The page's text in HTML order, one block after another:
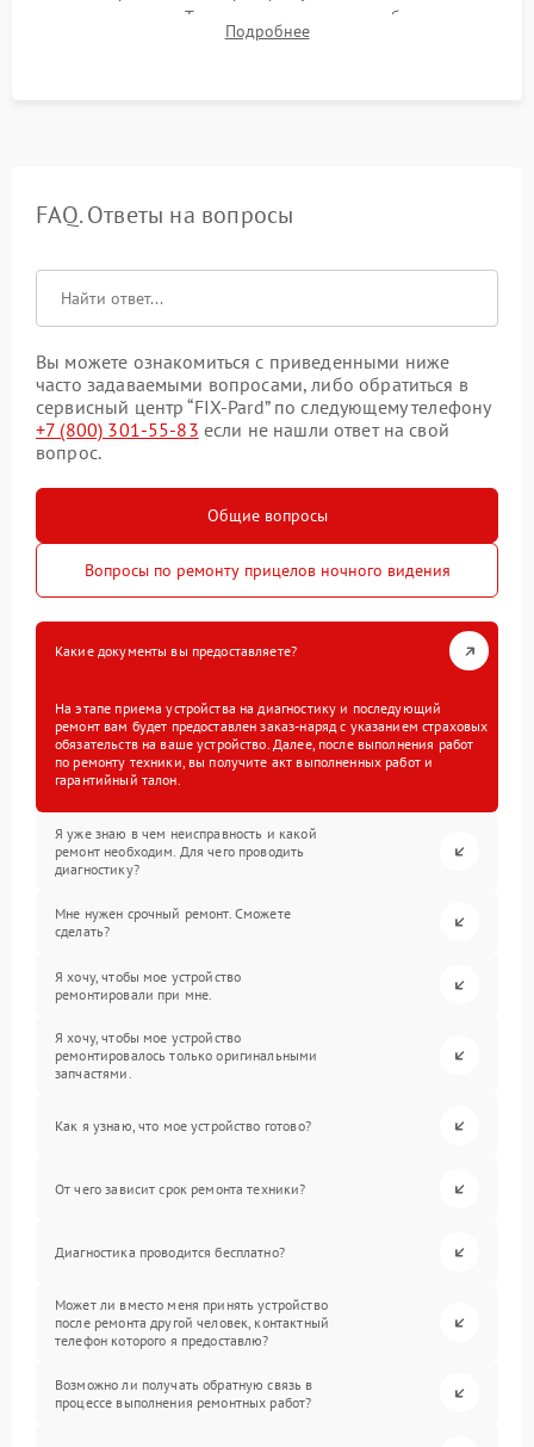
ударном стенде. Тестирование качества изображения в
темноте, дальности обнаружения и корректной работы всех
Подробнее
FAQ. Ответы на вопросы
Вы можете ознакомиться с приведенными ниже
часто задаваемыми вопросами, либо обратиться в
сервисный центр “FIX-Pard” по следующему телефону
+7 (800) 301-55-83 если не нашли ответ на свой
вопрос.
Общие вопросы
Вопросы по ремонту прицелов ночного видения
Какие документы вы предоставляете?
На этапе приема устройства на диагностику и последующий
ремонт вам будет предоставлен заказ-наряд с указанием страховых
обязательств на ваше устройство. Далее, после выполнения работ
по ремонту техники, вы получите акт выполненных работ и
гарантийный талон.
Я уже знаю в чем неисправность и какой
ремонт необходим. Для чего проводить
диагностику?
Мне нужен срочный ремонт. Сможете
сделать?
Я хочу, чтобы мое устройство
ремонтировали при мне.
Я хочу, чтобы мое устройство
ремонтировалось только оригинальными
запчастями.
Как я узнаю, что мое устройство готово?
От чего зависит срок ремонта техники?
Диагностика проводится бесплатно?
Может ли вместо меня принять устройство
после ремонта другой человек, контактный
телефон которого я предоставлю?
Возможно ли получать обратную связь в
процессе выполнения ремонтных работ?